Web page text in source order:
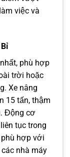
việc và
phù hợp
trời hoặc
Xe nâng
15 tấn, thậm
Động cơ
tục trong
hợp với
nhà máy